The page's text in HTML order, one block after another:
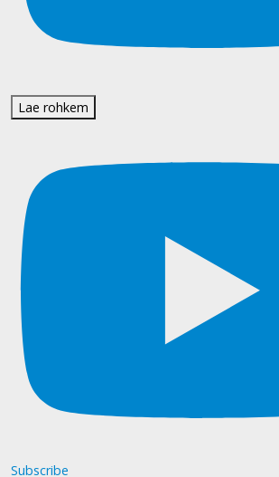
Lae rohkem
Subscribe